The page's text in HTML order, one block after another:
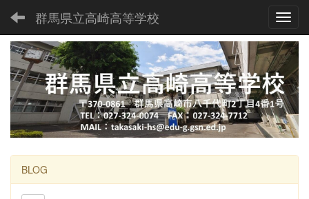
群馬県立高崎高等学校
BLOG